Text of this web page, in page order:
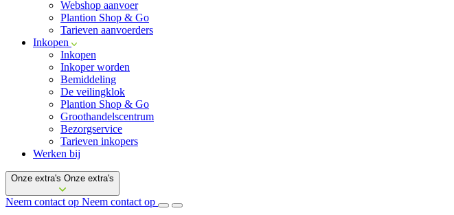
Webshop aanvoer
Plantion Shop & Go
Tarieven aanvoerders
Inkopen
Inkopen
Inkoper worden
Bemiddeling
De veilingklok
Plantion Shop & Go
Groothandelscentrum
Bezorgservice
Tarieven inkopers
Werken bij
Onze extra's Onze extra's
Neem contact op Neem contact op